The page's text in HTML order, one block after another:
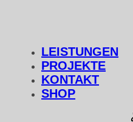
LEISTUNGEN
PROJEKTE
KONTAKT
SHOP